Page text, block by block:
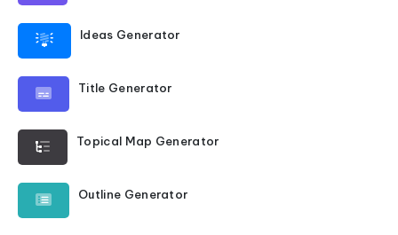
Ideas Generator
Title Generator
Topical Map Generator
Outline Generator